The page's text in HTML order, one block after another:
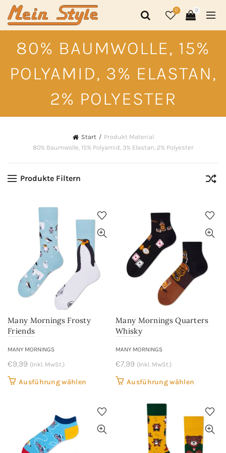
0 0
80% BAUMWOLLE, 15%
POLYAMID, 3% ELASTAN,
2% POLYESTER
Start
Produkt Material
80% Baumwolle, 15% Polyamid, 3% Elastan, 2% Polyester
Produkte Filtern
Many Mornings Frosty
Friends
MANY MORNINGS
€9,99 (Inkl. MwSt.)
Ausführung wählen
weist
mehrere
Varianten
Many Mornings Quarters
Whisky
MANY MORNINGS
€7,99 (Inkl. MwSt.)
Ausführung wählen
weist
mehrere
auf.